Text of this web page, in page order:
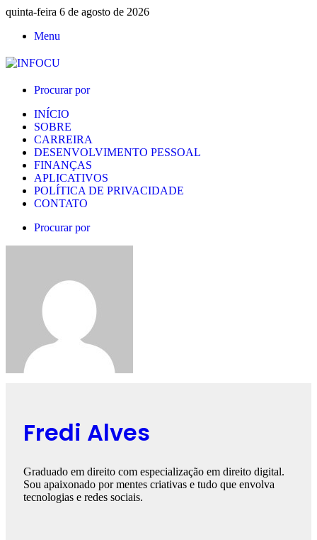
quinta-feira 6 de agosto de 2026
Menu
Procurar por
INÍCIO
SOBRE
CARREIRA
DESENVOLVIMENTO PESSOAL
FINANÇAS
APLICATIVOS
POLÍTICA DE PRIVACIDADE
CONTATO
Procurar por
Fredi Alves
Graduado em direito com especialização em direito digital.
Sou apaixonado por mentes criativas e tudo que envolva
tecnologias e redes sociais.